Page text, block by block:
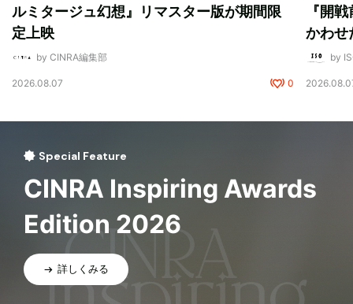
ルミタージュ幻想』リマスター版が期間限
定上映
by CINRA編集部
2026.08.07 0
『開
かわせ
by
Special Feature
CINRA Inspiring Awards
Edition 2026
詳しくみる